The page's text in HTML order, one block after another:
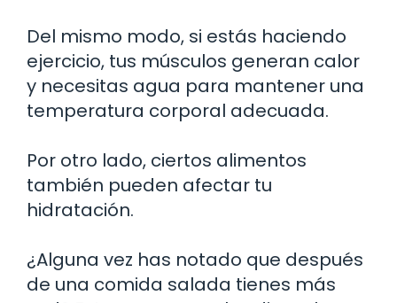
Del mismo modo, si estás haciendo
ejercicio, tus músculos generan calor
y necesitas agua para mantener una
temperatura corporal adecuada.
Por otro lado, ciertos alimentos
también pueden afectar tu
hidratación.
¿Alguna vez has notado que después
de una comida salada tienes más